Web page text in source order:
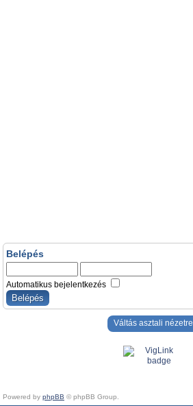
Belépés
Automatikus bejelentkezés
Váltás asztali nézetre
Powered by phpBB © phpBB Group.